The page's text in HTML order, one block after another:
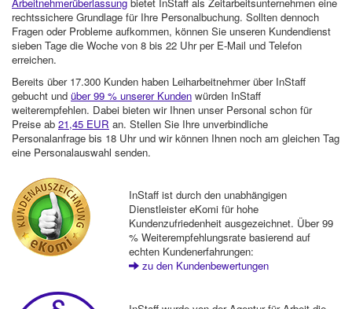
rechtssichere Grundlage für Ihre Personalbuchung. Sollten dennoch
Fragen oder Probleme aufkommen, können Sie unseren Kundendienst
sieben Tage die Woche von 8 bis 22 Uhr per E-Mail und Telefon
erreichen.
Bereits über 17.300 Kunden haben Leiharbeitnehmer über InStaff
gebucht und über 99 % unserer Kunden würden InStaff
weiterempfehlen. Dabei bieten wir Ihnen unser Personal schon für
Preise ab 21,45 EUR an. Stellen Sie Ihre unverbindliche
Personalanfrage bis 18 Uhr und wir können Ihnen noch am gleichen Tag
eine Personalauswahl senden.
InStaff ist durch den unabhängigen
Dienstleister eKomi für hohe
Kundenzufriedenheit ausgezeichnet. Über 99
% Weiterempfehlungsrate basierend auf
echten Kundenerfahrungen:
zu den Kundenbewertungen